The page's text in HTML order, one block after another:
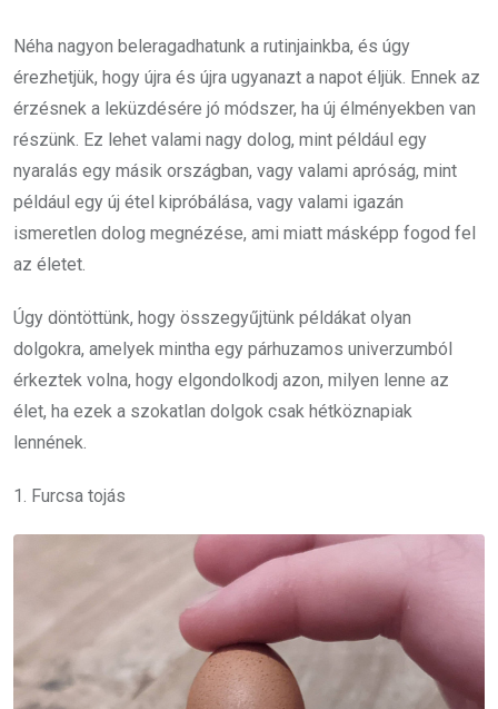
Néha nagyon beleragadhatunk a rutinjainkba, és úgy
érezhetjük, hogy újra és újra ugyanazt a napot éljük. Ennek az
érzésnek a leküzdésére jó módszer, ha új élményekben van
részünk. Ez lehet valami nagy dolog, mint például egy
nyaralás egy másik országban, vagy valami apróság, mint
például egy új étel kipróbálása, vagy valami igazán
ismeretlen dolog megnézése, ami miatt másképp fogod fel
az életet.
Úgy döntöttünk, hogy összegyűjtünk példákat olyan
dolgokra, amelyek mintha egy párhuzamos univerzumból
érkeztek volna, hogy elgondolkodj azon, milyen lenne az
élet, ha ezek a szokatlan dolgok csak hétköznapiak
lennének.
1. Furcsa tojás